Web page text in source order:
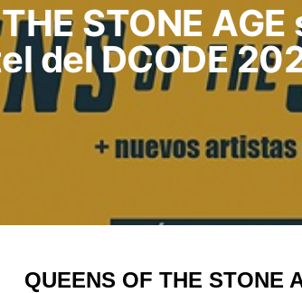
STONE AGE
del DCODE
QUEENS OF THE STONE